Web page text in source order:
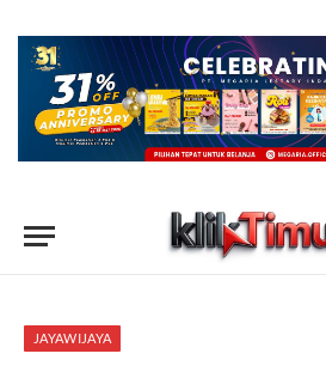
JAYAWIJAYA